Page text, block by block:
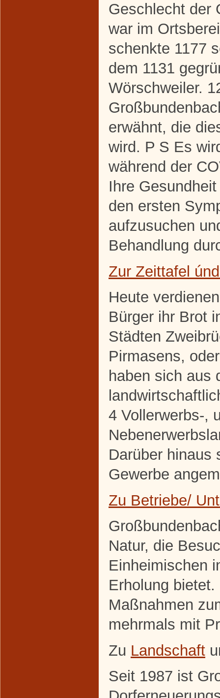
Geschlecht der
war im
schenkte 1177
dem 1131
Wörschweiler.
erwähnt, die
wird. P S Es
während der
Ihre
den ersten
aufzusuchen
Behandlung
Zur Zeittafel
Heute
Bürger ihr Brot
Städten
Pirmasens,
haben sich aus
4 Vollerwerbs-,
Darüber hinaus
Gewerbe
Zu Betriebe/
Natur, die
Einheimischen
Erholung
Maßnahmen
mehrmals mit
Zu Landschaft
Seit 1987 ist